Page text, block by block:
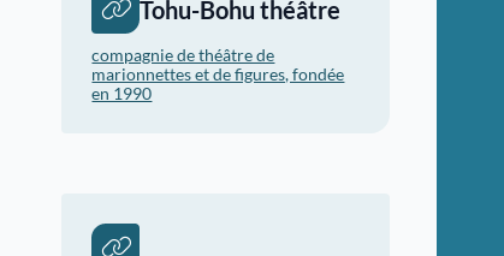
Tohu-Bohu théâtre
compagnie de théâtre de
marionnettes et de figures, fondée
en 1990